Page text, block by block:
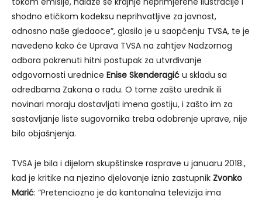
shodno etičkom kodeksu neprihvatljive za javnost,
odnosno naše gledaoce”, glasilo je u saopćenju TVSA, te je
navedeno kako će Uprava TVSA na zahtjev Nadzornog
odbora pokrenuti hitni postupak za utvrđivanje
odgovornosti urednice Enise Skenderagić u skladu sa
odredbama Zakona o radu. O tome zašto urednik ili
novinari moraju dostavljati imena gostiju, i zašto im za
sastavljanje liste sugovornika treba odobrenje uprave, nije
bilo objašnjenja.
TVSA je bila i dijelom skupštinske rasprave u januaru 2018.,
kad je kritike na njezino djelovanje iznio zastupnik Zvonko
Marić: “Pretenciozno je da kantonalna televizija ima